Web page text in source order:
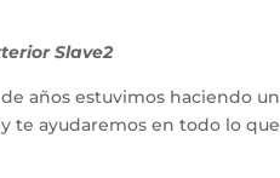
Slave2
años estuvimos haciendo un
te ayudaremos en todo lo que